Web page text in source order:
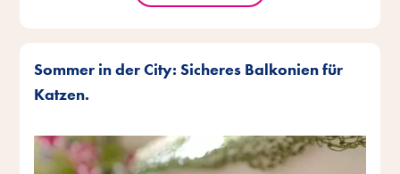
Sommer in der City: Sicheres Balkonien für
Katzen.